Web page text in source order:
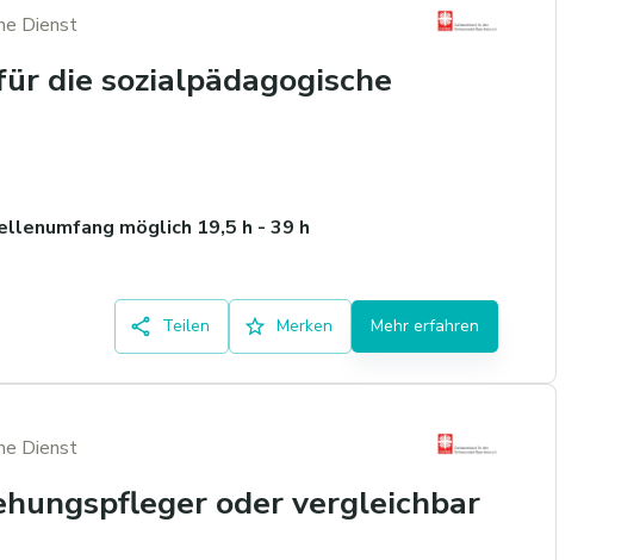
Dienst
die sozialpädagogische
möglich 19,5 h - 39 h
Teilen Merken Mehr erfahren
Dienst
oder vergleichbar